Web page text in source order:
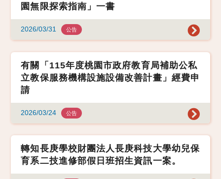
園無限探索指南」一書
2026/03/31 公告
有關「115年度桃園市政府教育局補助公私
立教保服務機構設施設備改善計畫」經費申
請
2026/03/24 公告
轉知長庚學校財團法人長庚科技大學幼兒保
育系二技進修部假日班招生資訊一案。